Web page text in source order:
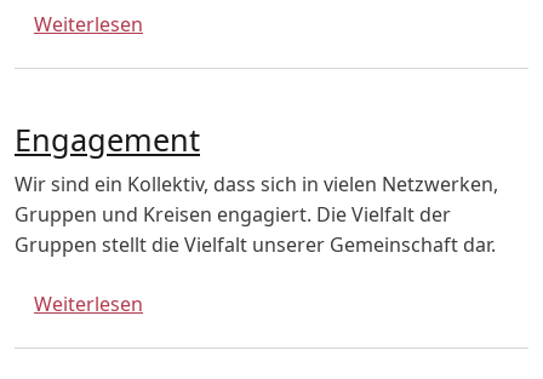
Weiterlesen
Engagement
Wir sind ein Kollektiv, dass sich in vielen Netzwerken,
Gruppen und Kreisen engagiert. Die Vielfalt der
Gruppen stellt die Vielfalt unserer Gemeinschaft dar.
Weiterlesen